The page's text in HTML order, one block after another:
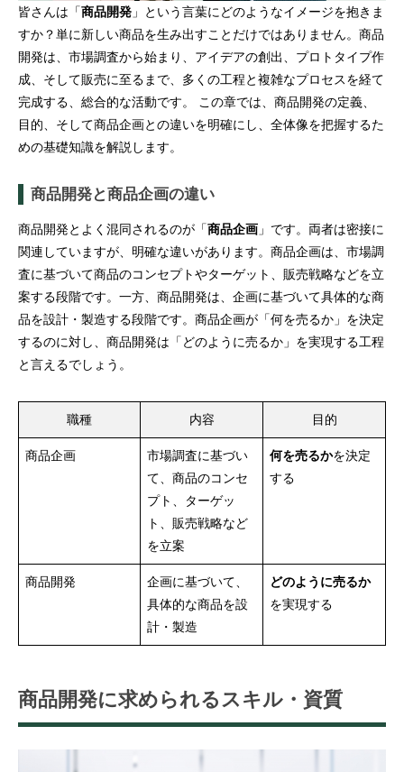
皆さんは「商品開発 」という言葉にどのようなイメージを抱きま
すか？単に新しい商品を生み出すことだけではありません。商品
開発は、市場調査から始まり、アイデアの創出、プロトタイプ作
成、そして販売に至るまで、多くの工程と複雑なプロセスを経て
完成する、総合的な活動です。 この章では、商品開発の定義、
目的、そして商品企画との違いを明確にし、全体像を把握するた
めの基礎知識を解説します。
商品開発と商品企画の違い
商品開発とよく混同されるのが「商品企画 」です。両者は密接に
関連していますが、明確な違いがあります。商品企画は、市場調
査に基づいて商品のコンセプトやターゲット、販売戦略などを立
案する段階です。一方、商品開発は、企画に基づいて具体的な商
品を設計・製造する段階です。商品企画が「何を売るか」を決定
するのに対し、商品開発は「どのように売るか」を実現する工程
と言えるでしょう。
職種 内容 目的
商品企画
市場調査に基づい
て、商品のコンセ
プト、ターゲッ
ト、販売戦略など
を立案
何を売るかを決定
する
商品開発
企画に基づいて、
具体的な商品を設
計・製造
どのように売るか
を実現する
商品開発に求められるスキル・資質